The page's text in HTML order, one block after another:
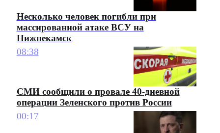
Несколько человек погибли при
массированной атаке ВСУ на
Нижнекамск
08:38
СМИ сообщили о провале 40-дневной
операции Зеленского против России
00:17